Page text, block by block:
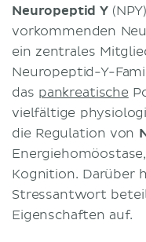
Neuropeptid Y
vorkommenden
ein zentrales
Neuropeptid-Y-
das pankreatische
vielfältige
die Regulation von
Kognition. Darüber
Stressantwort
Eigenschaften auf.